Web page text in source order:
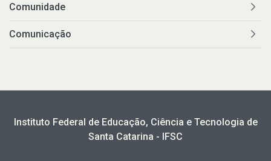
Comunidade
Comunicação
Instituto Federal de Educação, Ciência e Tecnologia de
Santa Catarina - IFSC